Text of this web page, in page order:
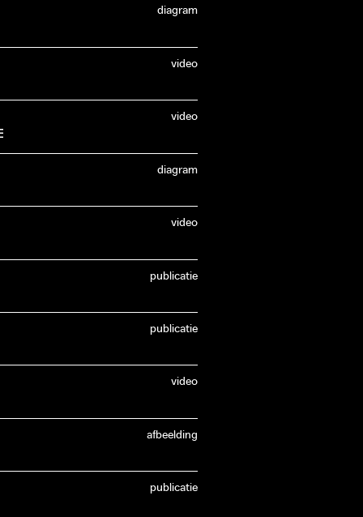
diagram
video
video
diagram
video
publicatie
publicatie
video
afbeelding
publicatie